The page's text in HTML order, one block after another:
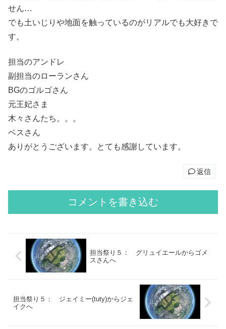
せん…
でも土いじりや地面を触っているのがリアルでも大好きで
す。
担当のアンドレ
副担当のローランさん
BGのゴルゴさん
元王妃さま
木々さんたち。。。
ベスさん
ありがとうございます。とても感謝しています。
返信
コメントを書き込む
担当祭り５： グリュイエールからゴメ
スさんへ
担当祭り５： ジェイミー(tuty)からジェ
イクへ